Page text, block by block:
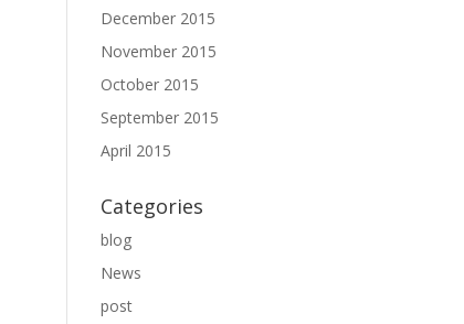
December 2015
November 2015
October 2015
September 2015
April 2015
Categories
blog
News
post